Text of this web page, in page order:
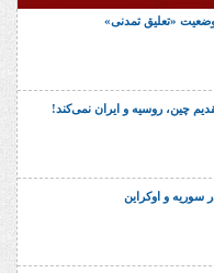
وضعیت «تعلیق تمدنی»
چین، روسیه و ایران نمی‌کند!
سوریه و اوکراین